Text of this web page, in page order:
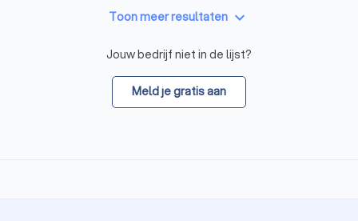
Toon meer resultaten keyboard_arrow_down
Jouw bedrijf niet in de lijst?
Meld je gratis aan